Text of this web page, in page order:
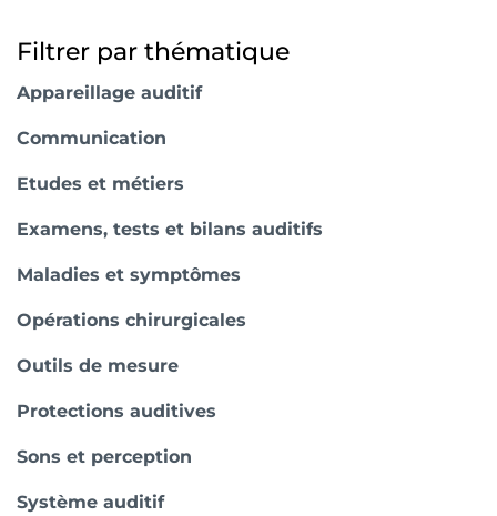
Filtrer par thématique
Appareillage auditif
Communication
Etudes et métiers
Examens, tests et bilans auditifs
Maladies et symptômes
Opérations chirurgicales
Outils de mesure
Protections auditives
Sons et perception
Système auditif